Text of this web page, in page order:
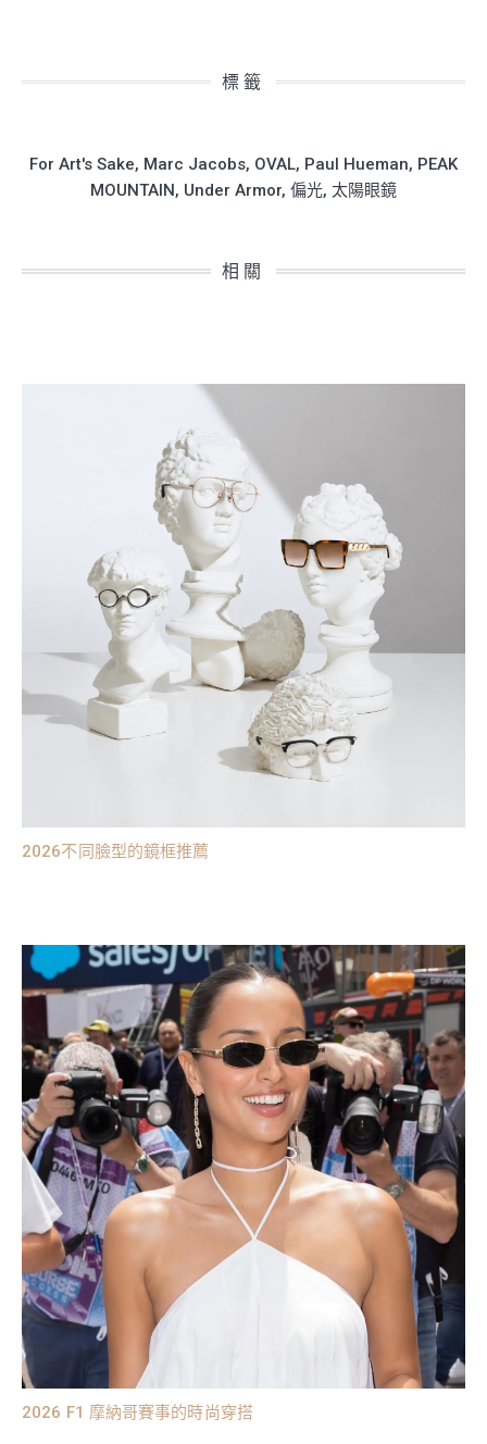
標籤
For Art's Sake, Marc Jacobs, OVAL, Paul Hueman, PEAK
MOUNTAIN, Under Armor, 偏光, 太陽眼鏡
相關
2026不同臉型的鏡框推薦
2026 F1 摩納哥賽事的時尚穿搭